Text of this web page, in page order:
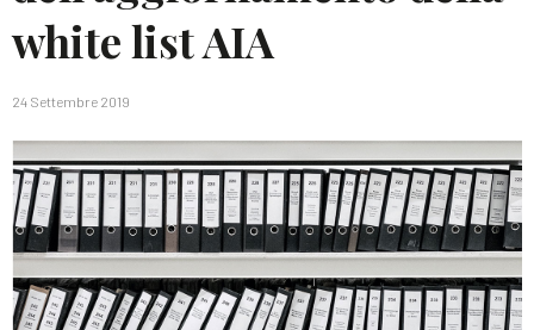
white list AIA
24 Settembre 2019